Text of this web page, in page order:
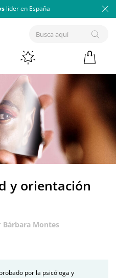
lider en España
y orientación
Bárbara Montes
por la psicóloga y